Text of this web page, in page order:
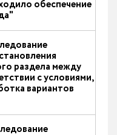
обеспечение
раздела между
с условиями,
вариантов